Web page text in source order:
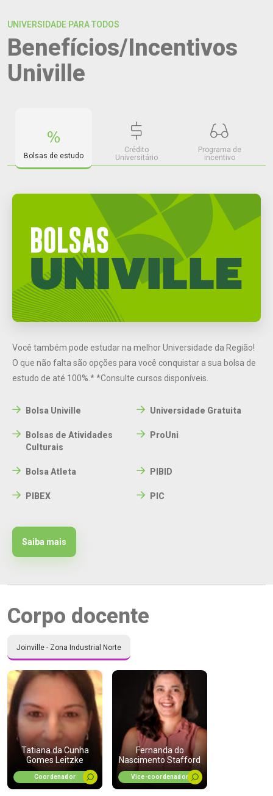
UNIVERSIDADE PARA TODOS
Benefícios/Incentivos
Univille
Bolsas de estudo
Crédito
Universitário
Programa de
incentivo
Você também pode estudar na melhor Universidade da Região!
O que não falta são opções para você conquistar a sua bolsa de
estudo de até 100%.**Consulte cursos disponíveis.
Bolsa Univille Universidade Gratuita
Bolsas de Atividades
Culturais
ProUni
Bolsa Atleta PIBID
PIBEX PIC
Saiba mais
Corpo docente
Joinville - Zona Industrial Norte
Tatiana da Cunha
Gomes Leitzke
Coordenador
Fernanda do
Nascimento Stafford
Vice-coordenador